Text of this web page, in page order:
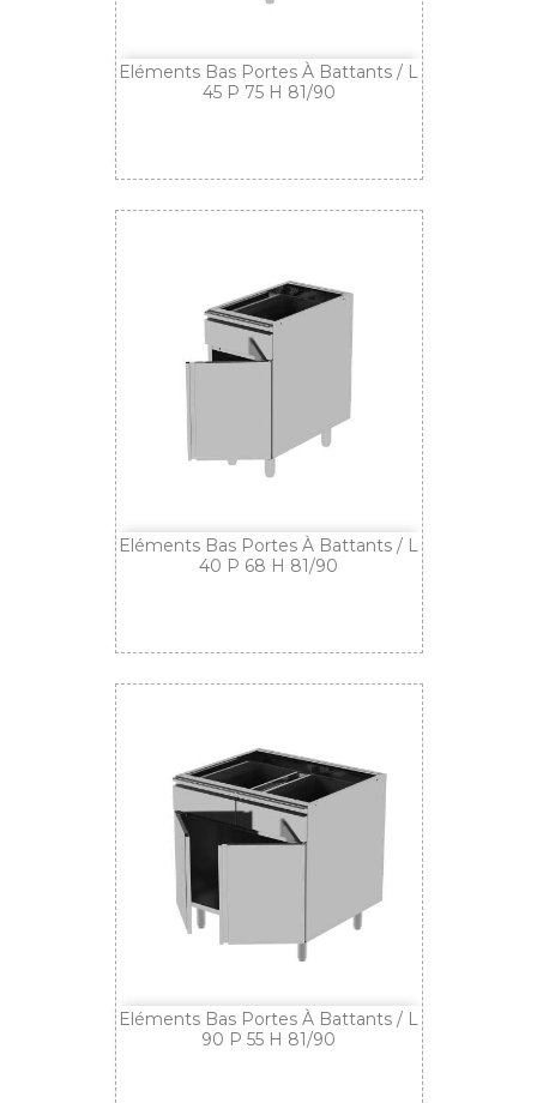
Eléments Bas Portes À Battants / L
45 P 75 H 81/90
Eléments Bas Portes À Battants / L
40 P 68 H 81/90
Eléments Bas Portes À Battants / L
90 P 55 H 81/90